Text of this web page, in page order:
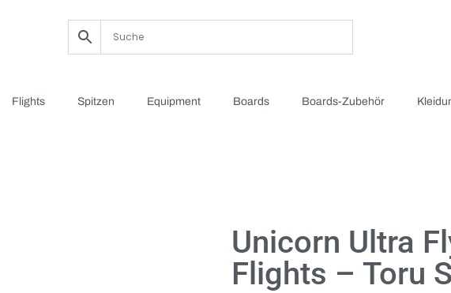
Flights Spitzen Equipment Boards Boards-Zubehör
Unicorn Ultra
Flights – Toru